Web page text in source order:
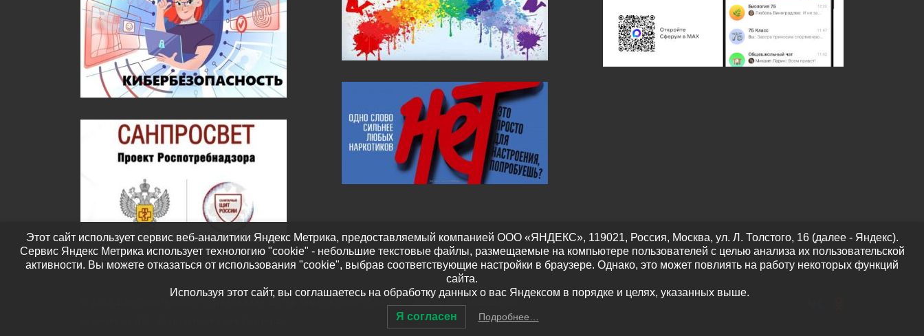
Дополнительное образование детей Тамбовской области – Все права защищены
Этот сайт использует сервис веб-аналитики Яндекс Метрика, предоставляемый компанией ООО «ЯНДЕКС», 119021, Россия, Москва, ул. Л. Толстого, 16 (далее - Яндекс).
Сервис Яндекс Метрика использует технологию "cookie" - небольшие текстовые файлы, размещаемые на компьютере пользователей с целью анализа их пользовательской
активности. Вы можете отказаться от использования "cookie", выбрав соответствующие настройки в браузере. Однако, это может повлиять на работу некоторых функций
сайта.
Используя этот сайт, вы соглашаетесь на обработку данных о вас Яндексом в порядке и целях, указанных выше.
Я согласен Подробнее…